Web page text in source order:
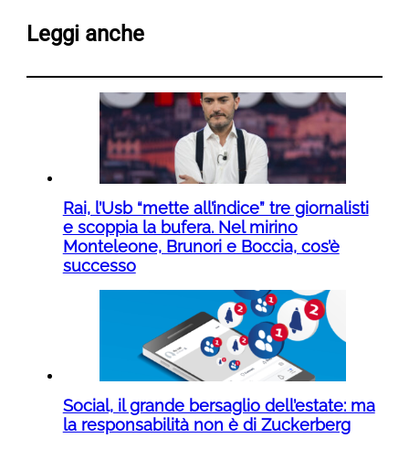
Leggi anche
Rai, l’Usb “mette all’indice” tre giornalisti
e scoppia la bufera. Nel mirino
Monteleone, Brunori e Boccia, cos’è
successo
Social, il grande bersaglio dell’estate: ma
la responsabilità non è di Zuckerberg